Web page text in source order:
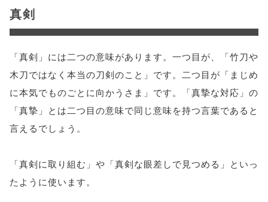
真剣
「真剣」には二つの意味があります。一つ目が、「竹刀や
木刀ではなく本当の刀剣のこと」です。二つ目が「まじめ
に本気でものごとに向かうさま」です。「真摯な対応」の
「真摯」とは二つ目の意味で同じ意味を持つ言葉であると
言えるでしょう。
「真剣に取り組む」や「真剣な眼差しで見つめる」といっ
たように使います。